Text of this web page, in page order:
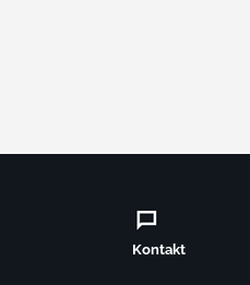
Kontakt